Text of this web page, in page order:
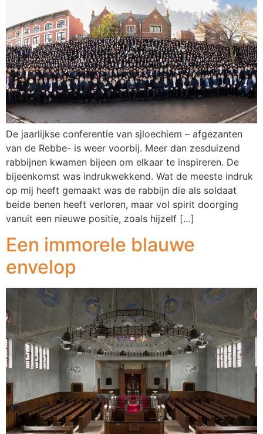
De jaarlijkse conferentie van sjloechiem – afgezanten
van de Rebbe- is weer voorbij. Meer dan zesduizend
rabbijnen kwamen bijeen om elkaar te inspireren. De
bijeenkomst was indrukwekkend. Wat de meeste indruk
op mij heeft gemaakt was de rabbijn die als soldaat
beide benen heeft verloren, maar vol spirit doorging
vanuit een nieuwe positie, zoals hijzelf […]
Een immorele blauwe
envelop